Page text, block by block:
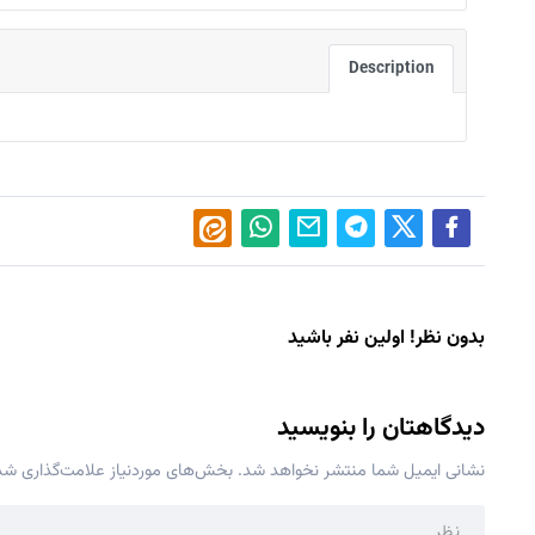
Description
بدون نظر! اولین نفر باشید
دیدگاهتان را بنویسید
نشانی ایمیل شما منتشر نخواهد شد. بخش‌های موردنیاز علامت‌گذاری